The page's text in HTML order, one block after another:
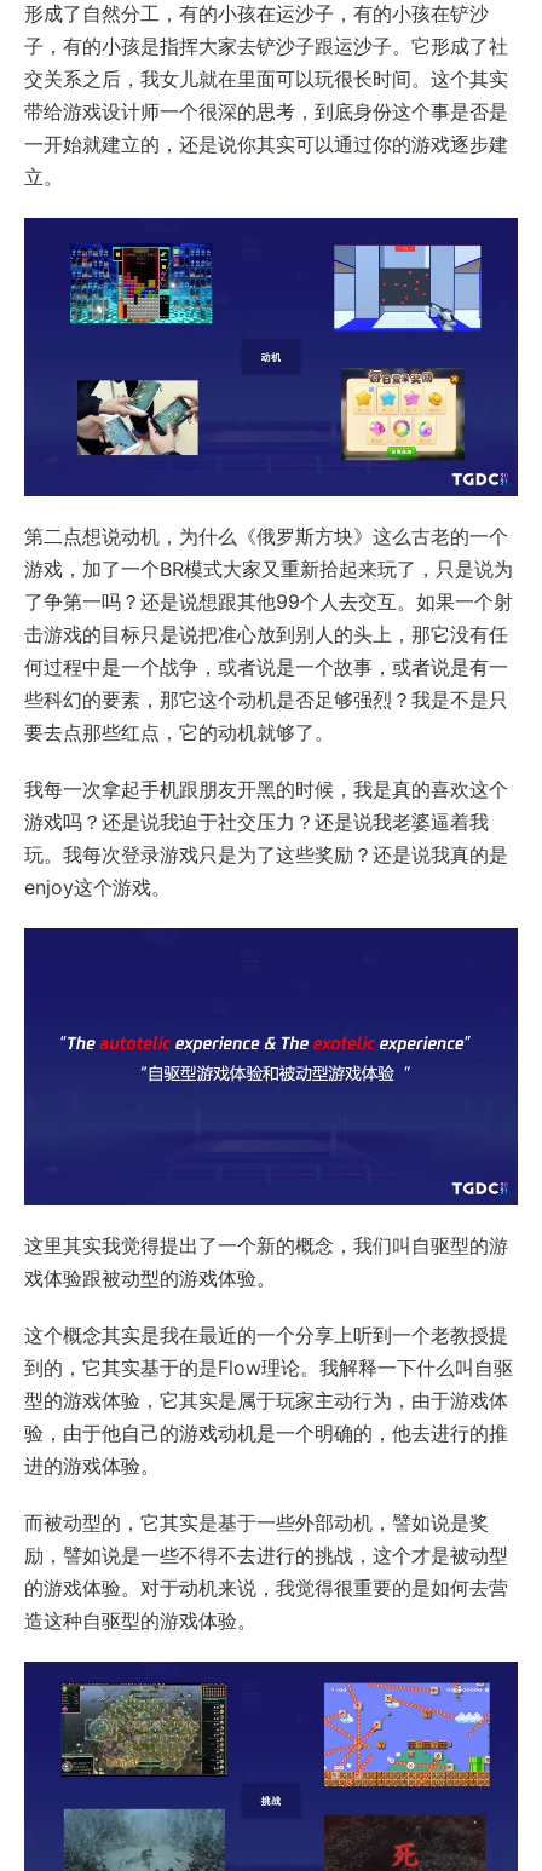
形成了自然分工，有的小孩在运沙子，有的小孩在铲沙
子，有的小孩是指挥大家去铲沙子跟运沙子。它形成了社
交关系之后，我女儿就在里面可以玩很长时间。这个其实
带给游戏设计师一个很深的思考，到底身份这个事是否是
一开始就建立的，还是说你其实可以通过你的游戏逐步建
立。
第二点想说动机，为什么《俄罗斯方块》这么古老的一个
游戏，加了一个BR模式大家又重新拾起来玩了，只是说为
了争第一吗？还是说想跟其他99个人去交互。如果一个射
击游戏的目标只是说把准心放到别人的头上，那它没有任
何过程中是一个战争，或者说是一个故事，或者说是有一
些科幻的要素，那它这个动机是否足够强烈？我是不是只
要去点那些红点，它的动机就够了。
我每一次拿起手机跟朋友开黑的时候，我是真的喜欢这个
游戏吗？还是说我迫于社交压力？还是说我老婆逼着我
玩。我每次登录游戏只是为了这些奖励？还是说我真的是
enjoy这个游戏。
这里其实我觉得提出了一个新的概念，我们叫自驱型的游
戏体验跟被动型的游戏体验。
这个概念其实是我在最近的一个分享上听到一个老教授提
到的，它其实基于的是Flow理论。我解释一下什么叫自驱
型的游戏体验，它其实是属于玩家主动行为，由于游戏体
验，由于他自己的游戏动机是一个明确的，他去进行的推
进的游戏体验。
而被动型的，它其实是基于一些外部动机，譬如说是奖
励，譬如说是一些不得不去进行的挑战，这个才是被动型
的游戏体验。对于动机来说，我觉得很重要的是如何去营
造这种自驱型的游戏体验。